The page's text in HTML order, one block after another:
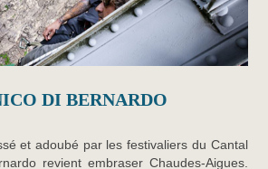
DI BERNARDO
et adoubé par les festivaliers du Cantal
revient embraser Chaudes-Aigues.